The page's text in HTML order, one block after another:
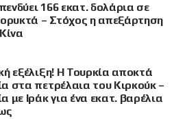
166 εκατ. δολάρια σε
– Στόχος η απεξάρτηση
εξέλιξη! Η Τουρκία αποκτά
στα πετρέλαια του Κιρκούκ –
με Ιράκ για ένα εκατ. βαρέλια